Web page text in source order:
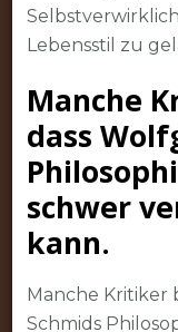
Lebensstil zu
Manche
dass
schwer
kann.
Manche Kritiker
Schmids